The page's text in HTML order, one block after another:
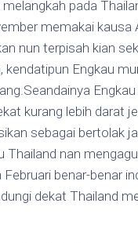
pada
memakai kausa
nun terpisah kian
Engkau
kurang lebih darat
sebagai bertolak
Thailand nan
benar-benar
dekat Thailand